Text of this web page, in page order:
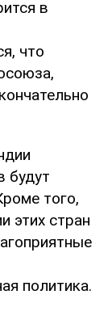
в
что
будут
того,
этих стран
политика.